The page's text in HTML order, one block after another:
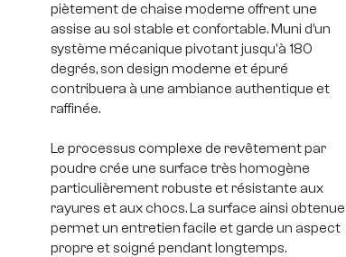
piètement de chaise moderne offrent une
assise au sol stable et confortable. Muni d’un
système mécanique pivotant jusqu'à 180
degrés, son design moderne et épuré
contribuera à une ambiance authentique et
raffinée.
Le processus complexe de revêtement par
poudre crée une surface très homogène
particulièrement robuste et résistante aux
rayures et aux chocs. La surface ainsi obtenue
permet un entretien facile et garde un aspect
propre et soigné pendant longtemps.